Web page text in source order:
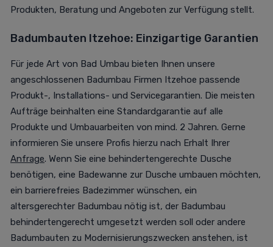
Produkten, Beratung und Angeboten zur Verfügung stellt.
Badumbauten Itzehoe: Einzigartige Garantien
Für jede Art von Bad Umbau bieten Ihnen unsere
angeschlossenen Badumbau Firmen Itzehoe passende
Produkt-, Installations- und Servicegarantien. Die meisten
Aufträge beinhalten eine Standardgarantie auf alle
Produkte und Umbauarbeiten von mind. 2 Jahren. Gerne
informieren Sie unsere Profis hierzu nach Erhalt Ihrer
Anfrage. Wenn Sie eine behindertengerechte Dusche
benötigen, eine Badewanne zur Dusche umbauen möchten,
ein barrierefreies Badezimmer wünschen, ein
altersgerechter Badumbau nötig ist, der Badumbau
behindertengerecht umgesetzt werden soll oder andere
Badumbauten zu Modernisierungszwecken anstehen, ist